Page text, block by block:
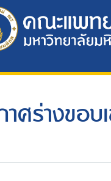
าศร่างขอ